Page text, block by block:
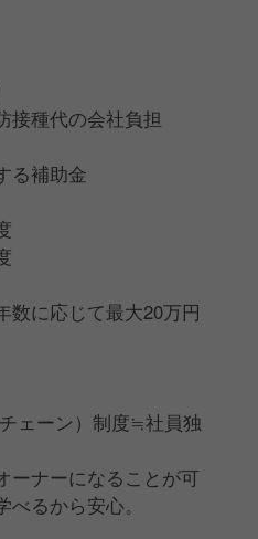
接種代の会社負担
る補助金
に応じて最大20万円
ェーン）制度≒社員独
ナーになることが可
るから安心。